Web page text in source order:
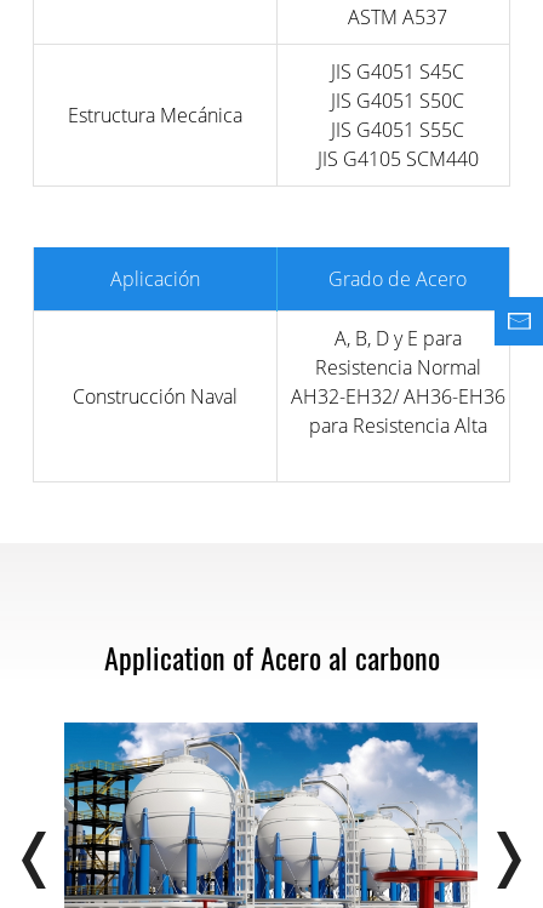
ASTM A537
Estructura Mecánica
JIS G4051 S45C
JIS G4051 S50C
JIS G4051 S55C
JIS G4105 SCM440
Aplicación Grado de Acero
Construcción Naval
A, B, D y E para
Resistencia Normal
AH32-EH32/ AH36-EH36
para Resistencia Alta
Application of Acero al carbono